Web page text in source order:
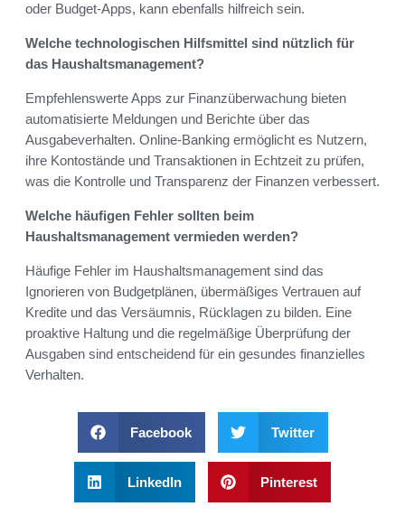
oder Budget-Apps, kann ebenfalls hilfreich sein.
Welche technologischen Hilfsmittel sind nützlich für
das Haushaltsmanagement?
Empfehlenswerte Apps zur Finanzüberwachung bieten
automatisierte Meldungen und Berichte über das
Ausgabeverhalten. Online-Banking ermöglicht es Nutzern,
ihre Kontostände und Transaktionen in Echtzeit zu prüfen,
was die Kontrolle und Transparenz der Finanzen verbessert.
Welche häufigen Fehler sollten beim
Haushaltsmanagement vermieden werden?
Häufige Fehler im Haushaltsmanagement sind das
Ignorieren von Budgetplänen, übermäßiges Vertrauen auf
Kredite und das Versäumnis, Rücklagen zu bilden. Eine
proaktive Haltung und die regelmäßige Überprüfung der
Ausgaben sind entscheidend für ein gesundes finanzielles
Verhalten.
Facebook Twitter
LinkedIn Pinterest